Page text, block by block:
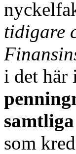
tidigare
i det här
som